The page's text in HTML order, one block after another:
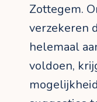
Zottegem.
verzekeren
helemaal
voldoen,